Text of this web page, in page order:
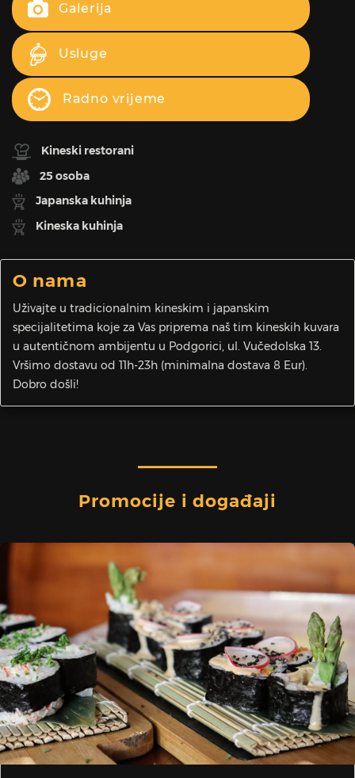
Galerija
Usluge
Radno vrijeme
Kineski restorani
25 osoba
Japanska kuhinja
Kineska kuhinja
O nama
Uživajte u tradicionalnim kineskim i japanskim
specijalitetima koje za Vas priprema naš tim kineskih kuvara
u autentičnom ambijentu u Podgorici, ul. Vučedolska 13.
Vršimo dostavu od 11h-23h (minimalna dostava 8 Eur).
Dobro došli!
Promocije i događaji